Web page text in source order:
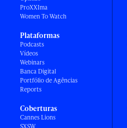
ProXXIma
Women To Watch
Plataformas
Podcasts
Vídeos
Webinars
Banca Digital
Portfólio de Agências
Reports
Coberturas
Cannes Lions